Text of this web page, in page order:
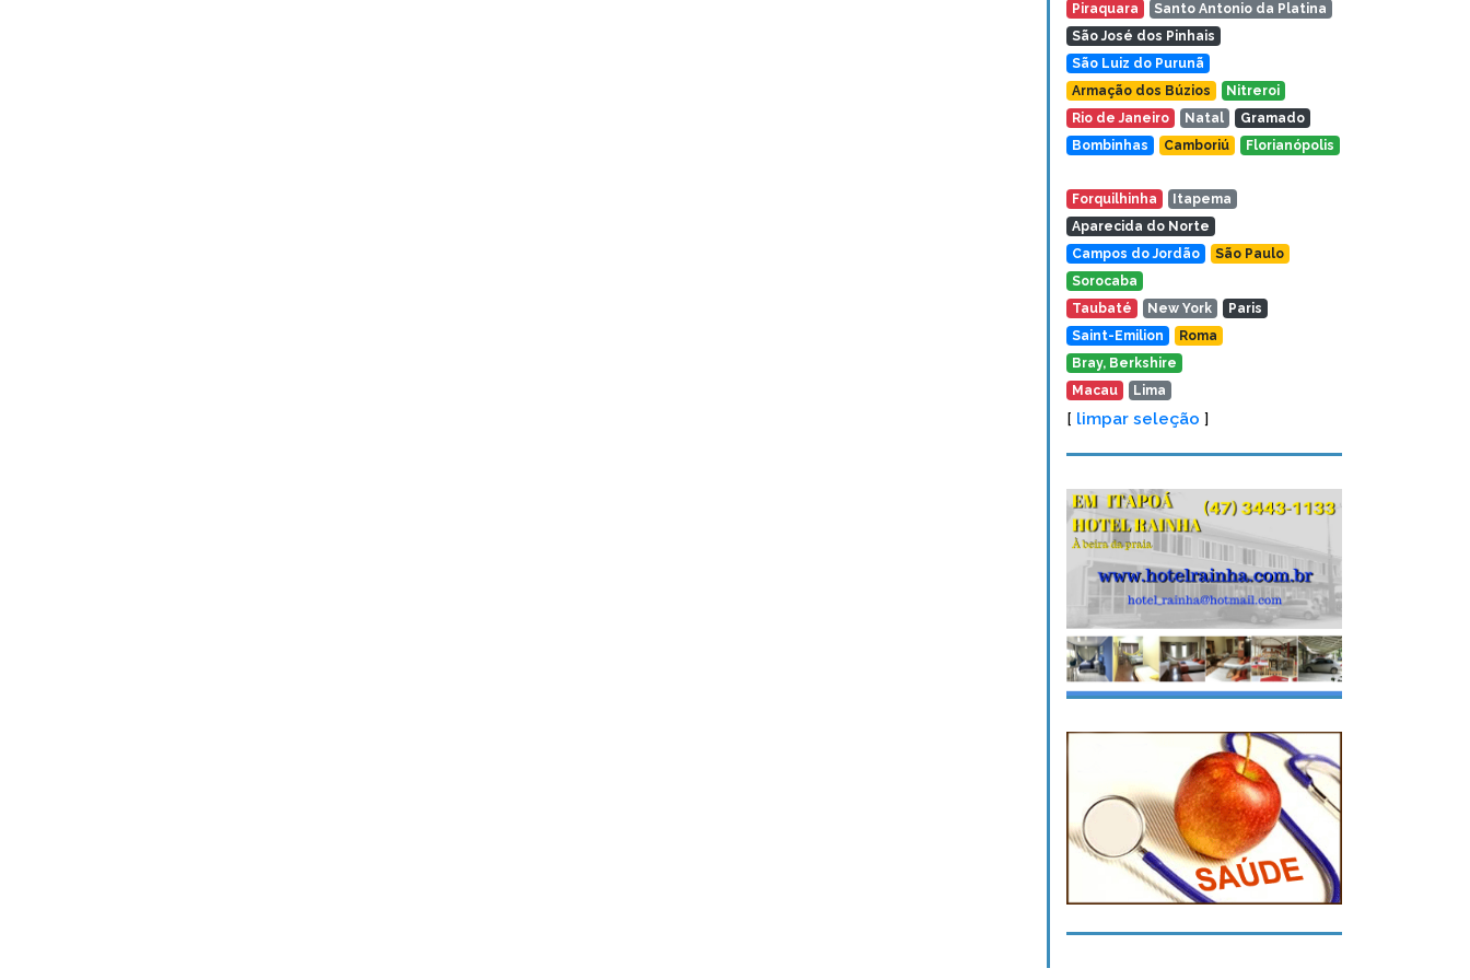
Piraquara
Santo Antonio da Platina
São José dos Pinhais
São Luiz do Purunã
Armação dos Búzios
Nitreroi
Rio de Janeiro
Natal
Gramado
Bombinhas
Camboriú Florianópolis
Forquilhinha
Itapema
Aparecida do Norte
Campos do Jordão
São Paulo
Sorocaba
Taubaté
New York
Paris
Saint-Emilion
Roma
Bray, Berkshire
Macau
Lima
[ limpar seleção ]